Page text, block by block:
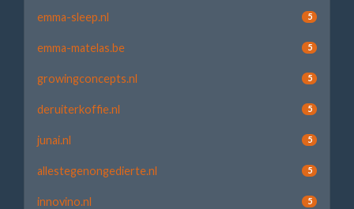
emma-sleep.nl 5
emma-matelas.be 5
growingconcepts.nl 5
deruiterkoffie.nl 5
junai.nl 5
allestegenongedierte.nl 5
innovino.nl 5